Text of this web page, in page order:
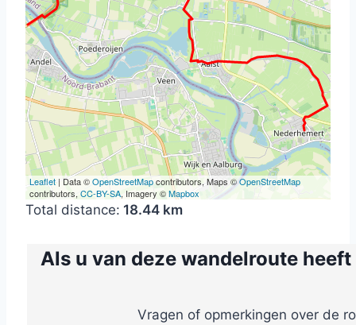
Leaflet| Data ©OpenStreetMapcontributors, Maps ©OpenStreetMap
contributors, CC-BY-SA, Imagery ©Mapbox
Total distance: 18.44 km
Als u van deze wandelroute
Vragen of opmerkingen over de